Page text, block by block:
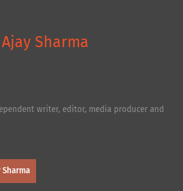
Sharma
writer, editor, media producer and